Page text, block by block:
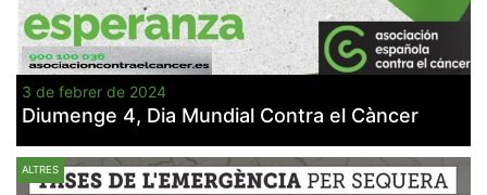
3 de febrer de 2024
Diumenge 4, Dia Mundial Contra el Càncer
ALTRES